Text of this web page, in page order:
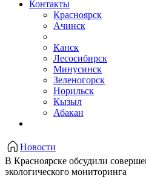
Контакты
Красноярск
Ачинск
Канск
Лесосибирск
Минусинск
Зеленогорск
Норильск
Кызыл
Абакан
Новости
В Красноярске обсудили
экологического мониторинга